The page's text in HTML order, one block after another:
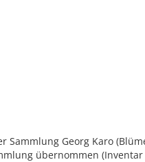
Sammlung Georg Karo
übernommen (Inventar